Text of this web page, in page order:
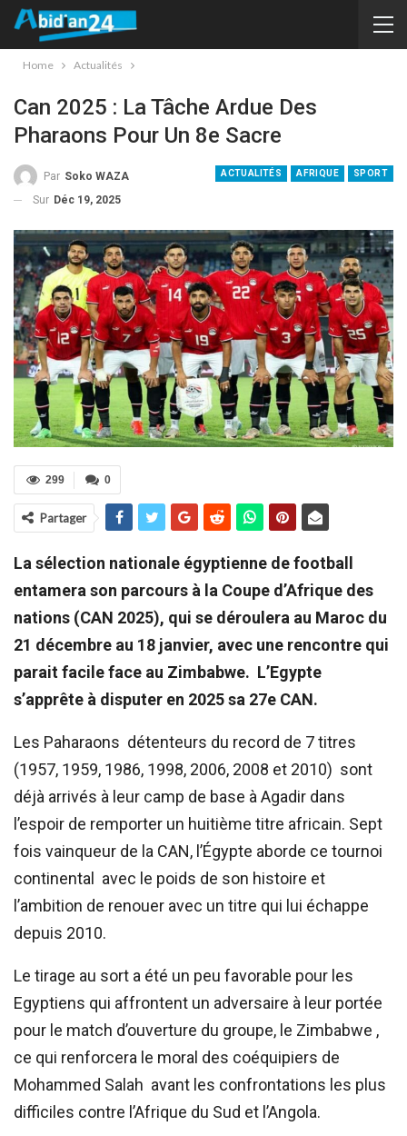
Home Actualités
Can 2025 : La Tâche Ardue Des
Pharaons Pour Un 8e Sacre
ACTUALITÉS AFRIQUE SPORT
Par Soko WAZA
Sur Déc 19, 2025
0
299
Partager
La sélection nationale égyptienne de football
entamera son parcours à la Coupe d’Afrique des
nations (CAN 2025), qui se déroulera au Maroc du
21 décembre au 18 janvier, avec une rencontre qui
parait facile face au Zimbabwe. L’Egypte
s’apprête à disputer en 2025 sa 27e CAN.
Les Paharaons détenteurs du record de 7 titres
(1957, 1959, 1986, 1998, 2006, 2008 et 2010) sont
déjà arrivés à leur camp de base à Agadir dans
l’espoir de remporter un huitième titre africain. Sept
fois vainqueur de la CAN, l’Égypte aborde ce tournoi
continental avec le poids de son histoire et
l’ambition de renouer avec un titre qui lui échappe
depuis 2010.
Le tirage au sort a été un peu favorable pour les
Egyptiens qui affrontent un adversaire à leur portée
pour le match d’ouverture du groupe, le Zimbabwe ,
ce qui renforcera le moral des coéquipiers de
Mohammed Salah avant les confrontations les plus
difficiles contre l’Afrique du Sud et l’Angola.